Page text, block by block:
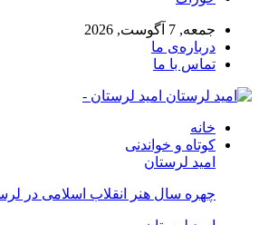
جمعه, 7 آگوست, 2026
درباره‌ی ما
تماس با ما
امید لرستان -
خانه
کوتاه و خواندنی
امید لرستان
چهره سال هنر انقلاب اسلامی در